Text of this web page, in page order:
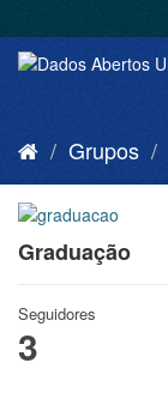
Grupos
Graduação
Seguidores
3